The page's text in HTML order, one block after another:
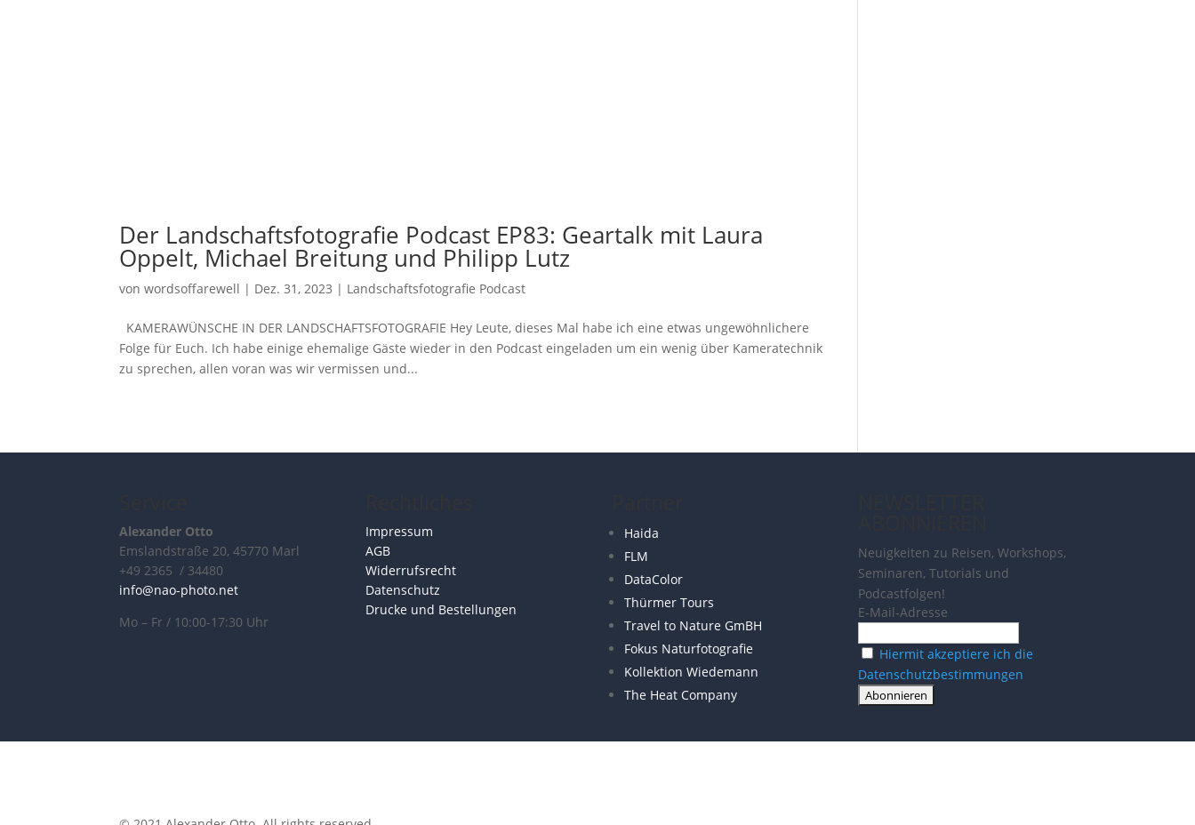
Der Landschaftsfotografie Podcast EP83: Geartalk mit Laura
Oppelt, Michael Breitung und Philipp Lutz
vonwordsoffarewell | Dez. 31, 2023 | Landschafts­fotografie Podcast
KAMERAWÜNSCHE IN DER LANDSCHAFTSFOTOGRAFIE Hey Leute, dieses Mal habe ich eine etwas ungewöhnlichere
Folge für Euch. Ich habe einige ehemalige Gäste wieder in den Podcast eingeladen um ein wenig über Kameratechnik
zu sprechen, allen voran was wir vermissen und...
Alexander Otto
Emslandstraße 20, 45770 Marl
+49 2365 / 34480
info@nao-photo.net
Mo – Fr / 10:00-17:30 Uhr
Impressum
AGB
Widerrufsrecht
Datenschutz
Drucke und Bestellungen
Haida
FLM
DataColor
Thürmer Tours
Travel to Nature GmBH
Fokus Naturfotografie
Kollektion Wiedemann
The Heat Company
Neuigkeiten zu Reisen, Workshops,
Seminaren, Tutorials und
Podcastfolgen!
E-Mail-Adresse
Hiermit akzeptiere ich die
Datenschutzbestimmungen